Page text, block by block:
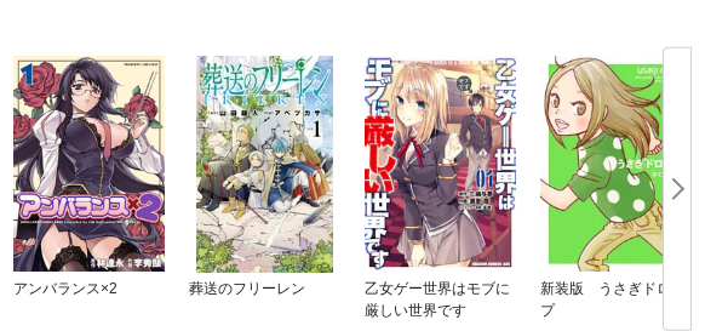
アンバランス×2 葬送のフリーレン
乙女ゲー世界はモブに
厳しい世界です
新装版 うさぎドロッ
プ